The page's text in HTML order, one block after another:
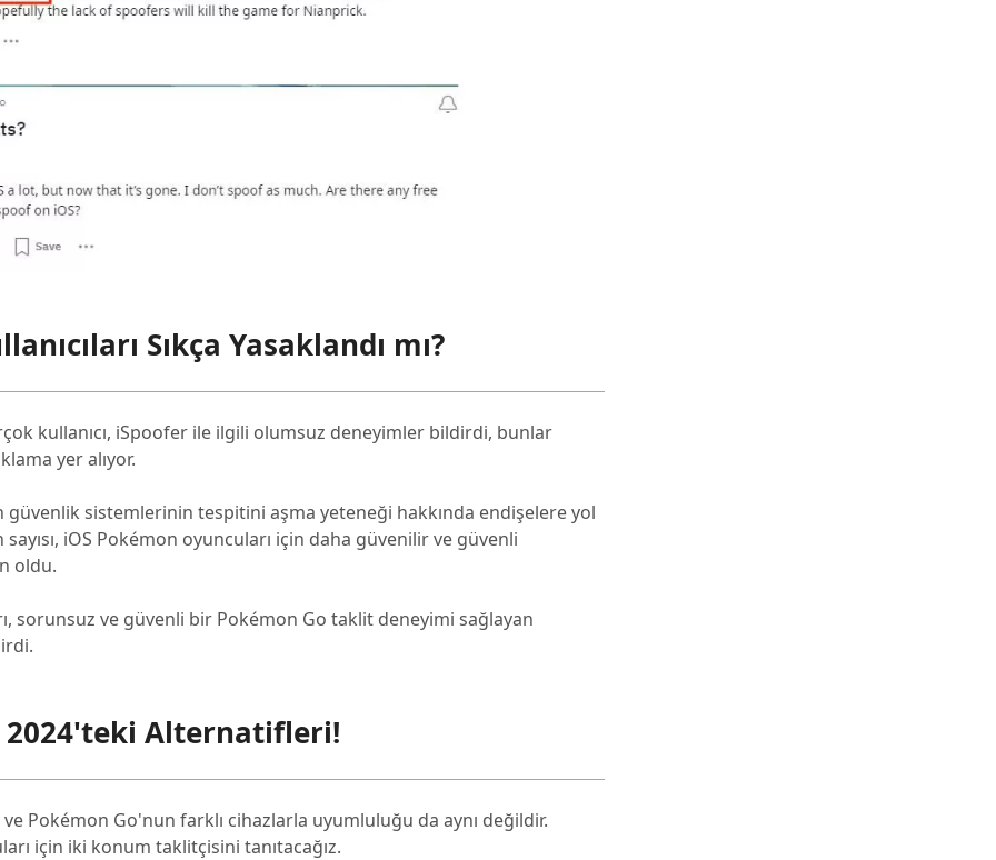
Sıkça Yasaklandı mı?
kullanıcı, iSpoofer ile ilgili olumsuz deneyimler bildirdi, bunlar
yer alıyor.
sistemlerinin tespitini aşma yeteneği hakkında endişelere yol
sayısı, iOS Pokémon oyuncuları için daha güvenilir ve güvenli
oldu.
sorunsuz ve güvenli bir Pokémon Go taklit deneyimi sağlayan
2024'teki Alternatifleri!
Pokémon Go'nun farklı cihazlarla uyumluluğu da aynı değildir.
için iki konum taklitçisini tanıtacağız.